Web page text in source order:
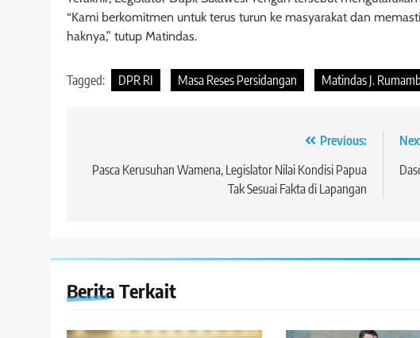
“Kami berkomitmen untuk terus turun ke masyarakat dan
haknya,” tutup Matindas.
Tagged: DPR RI Masa Reses Persidangan Matindas J.
pos
Previous:
Pasca Kerusuhan Wamena, Legislator Nilai Kondisi Papua
Tak Sesuai Fakta di Lapangan
Berita Terkait